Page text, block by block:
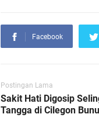
Facebook
Postingan Lama
Sakit Hati Digosip
Tangga di Cilegon